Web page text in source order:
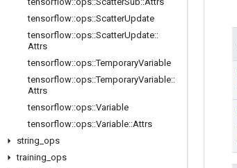
tensorflow::ops::ScatterUpdate
tensorflow::ops::ScatterUpdate::
Attrs
tensorflow::ops::TemporaryVariable
tensorflow::ops::TemporaryVariable::
Attrs
tensorflow::ops::Variable
tensorflow::ops::Variable::Attrs
string ops
training ops